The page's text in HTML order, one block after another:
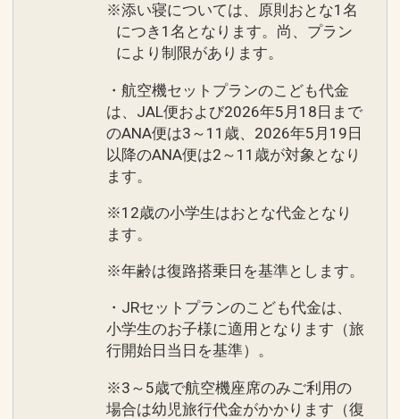
※添い寝については、原則おとな1名
につき1名となります。尚、プラン
により制限があります。
・航空機セットプランのこども代金
は、JAL便および2026年5月18日まで
のANA便は3～11歳、2026年5月19日
以降のANA便は2～11歳が対象となり
ます。
※12歳の小学生はおとな代金となり
ます。
※年齢は復路搭乗日を基準とします。
・JRセットプランのこども代金は、
小学生のお子様に適用となります（旅
行開始日当日を基準）。
※3～5歳で航空機座席のみご利用の
場合は幼児旅行代金がかかります（復